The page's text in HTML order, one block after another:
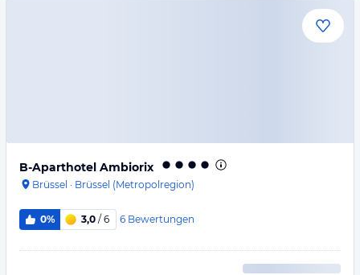
B-Aparthotel Ambiorix
Brüssel · Brüssel (Metropolregion)
0% 3,0 / 6 6 Bewertungen